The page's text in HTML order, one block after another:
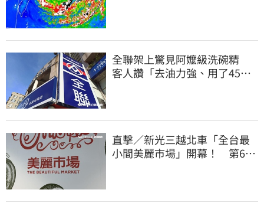
全聯架上驚見阿嬤級洗碗精
客人讚「去油力強、用了45
直擊／新光三越北車「全台最
小間美麗市場」開幕！ 第6家